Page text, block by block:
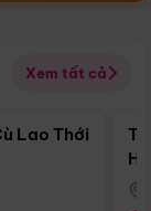
Xem tất cả
nổi bật
Lao Thới